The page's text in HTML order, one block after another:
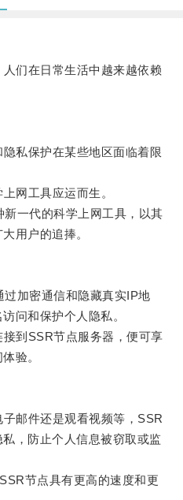
们在日常生活中越来越依赖
私保护在某些地区面临着限
网工具应运而生。
一代的科学上网工具，以其
用户的追捧。
加密通信和隐藏真实IP地
问和保护个人隐私。
到SSR节点服务器，便可享
验。
邮件还是观看视频等，SSR
，防止个人信息被窃取或监
节点具有更高的速度和更